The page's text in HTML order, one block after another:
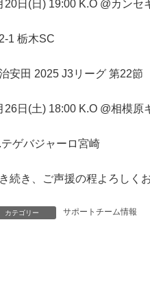
20日(日) 19:00 K.O @カンセ
1 栃木SC
安田 2025 J3リーグ 第22節
26日(土) 18:00 K.O @相模原
ゲバジャーロ宮崎
続き、ご声援の程よろしく
カテゴリー サポートチーム情報